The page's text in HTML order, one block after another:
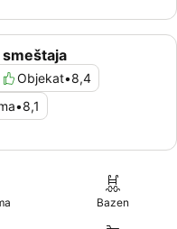
Objekat•8,4
•8,1
Bazen